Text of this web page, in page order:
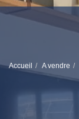
Accueil A vendre